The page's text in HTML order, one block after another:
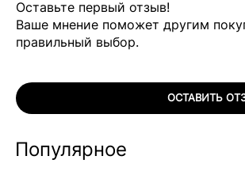
Оставьте первый отзыв!
Ваше мнение поможет другим
правильный выбор.
ОСТАВИТЬ
Популярное